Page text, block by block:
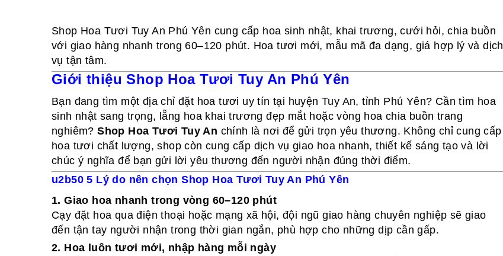
Shop Hoa Tươi Tuy An Phú Yên cung cấp hoa sinh nhật, khai trương, cưới hỏi, chia buồn
với giao hàng nhanh trong 60–120 phút. Hoa tươi mới, mẫu mã đa dạng, giá hợp lý và dịch
vụ tận tâm.
Giới thiệu Shop Hoa Tươi Tuy An Phú Yên
Bạn đang tìm một địa chỉ đặt hoa tươi uy tín tại huyện Tuy An, tỉnh Phú Yên? Cần tìm hoa
sinh nhật sang trọng, lẵng hoa khai trương đẹp mắt hoặc vòng hoa chia buồn trang
nghiêm?Shop Hoa Tươi Tuy An chính là nơi để gửi trọn yêu thương. Không chỉ cung cấp
hoa tươi chất lượng, shop còn cung cấp dịch vụ giao hoa nhanh, thiết kế sáng tạo và lời
chúc ý nghĩa để bạn gửi lời yêu thương đến người nhận đúng thời điểm.
u2b50 5 Lý do nên chọn Shop Hoa Tươi Tuy An Phú Yên
1. Giao hoa nhanh trong vòng 60–120 phút
Cạy đặt hoa qua điện thoại hoặc mạng xã hội, đội ngũ giao hàng chuyên nghiệp sẽ giao
đến tận tay người nhận trong thời gian ngắn, phù hợp cho những dịp cần gấp.
2. Hoa luôn tươi mới, nhập hàng mỗi ngày